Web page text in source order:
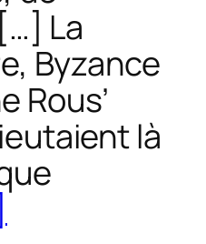
La
Byzance
Rous’
là